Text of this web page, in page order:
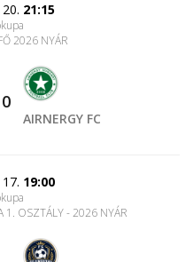
21:15
2026 NYÁR
0
AIRNERGY FC
19:00
1. OSZTÁLY - 2026 NYÁR